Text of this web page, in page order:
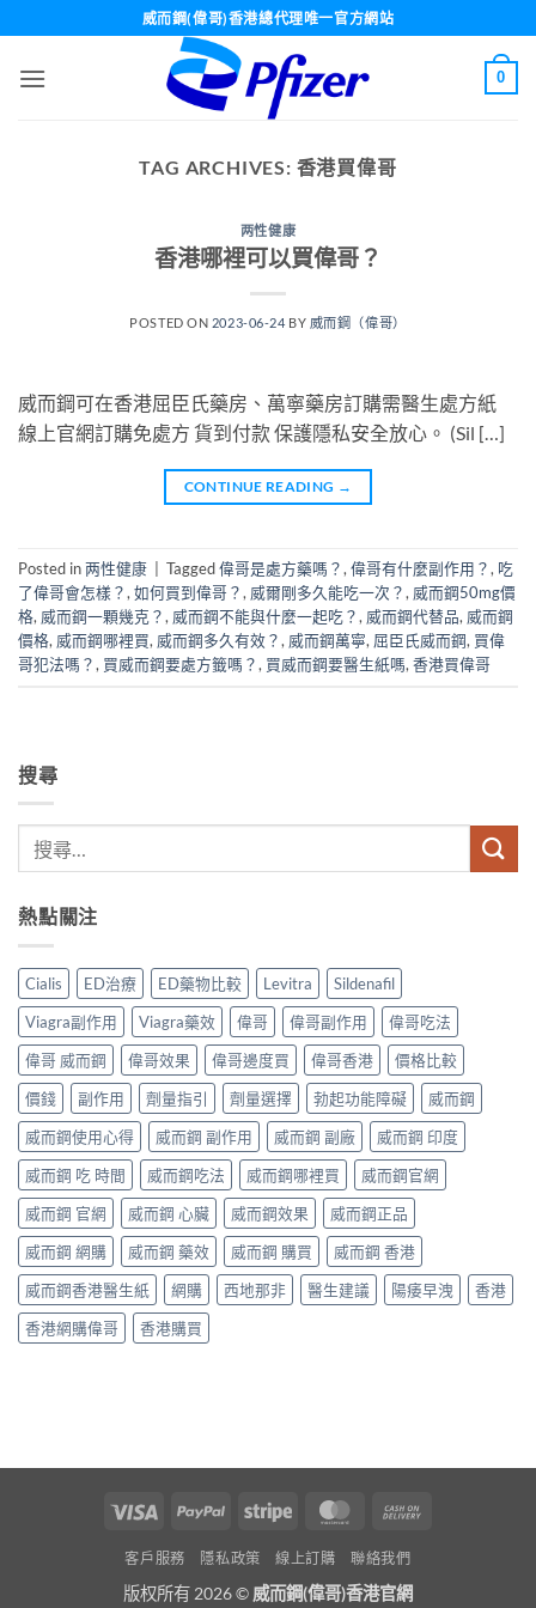
to
content
威而鋼(偉哥)香港總代理唯一官方網站
0
TAG ARCHIVES: 香港買偉哥
两性健康
香港哪裡可以買偉哥？
POSTED ON 2023-06-24 BY 威而鋼（偉哥）
威而鋼可在香港屈臣氏藥房、萬寧藥房訂購需醫生處方紙
線上官網訂購免處方 貨到付款 保護隱私安全放心。 (Sil […]
CONTINUE READING →
Posted in两性健康 Tagged偉哥是處方藥嗎？, 偉哥有什麼副作用？, 吃
了偉哥會怎樣？, 如何買到偉哥？, 威爾剛多久能吃一次？, 威而鋼50mg價
格, 威而鋼一顆幾克？, 威而鋼不能與什麼一起吃？, 威而鋼代替品, 威而鋼
價格, 威而鋼哪裡買, 威而鋼多久有效？, 威而鋼萬寧, 屈臣氏威而鋼, 買偉
哥犯法嗎？, 買威而鋼要處方籤嗎？, 買威而鋼要醫生紙嗎, 香港買偉哥
搜尋
熱點關注
Cialis ED治療 ED藥物比較 Levitra
Sildenafil
Viagra副作用
Viagra藥效 偉哥 偉哥副作用
偉哥吃法
偉哥 威而鋼
偉哥效果 偉哥邊度買 偉哥香港
價格比較
價錢
副作用 劑量指引 劑量選擇 勃起功能障礙
威而鋼
威而鋼使用心得
威而鋼 副作用 威而鋼 副廠
威而鋼 印度
威而鋼 吃 時間
威而鋼吃法 威而鋼哪裡買
威而鋼官網
威而鋼 官網
威而鋼 心臟 威而鋼效果
威而鋼正品
威而鋼 網購
威而鋼 藥效 威而鋼 購買
威而鋼 香港
威而鋼香港醫生紙
網購 西地那非 醫生建議 陽痿早洩
香港
香港網購偉哥
香港購買
Visa PayPal Stripe MasterCard
客戶服務 隱私政策 線上訂購 聯絡我們
版权所有 2026 © 威而鋼(偉哥)香港官網